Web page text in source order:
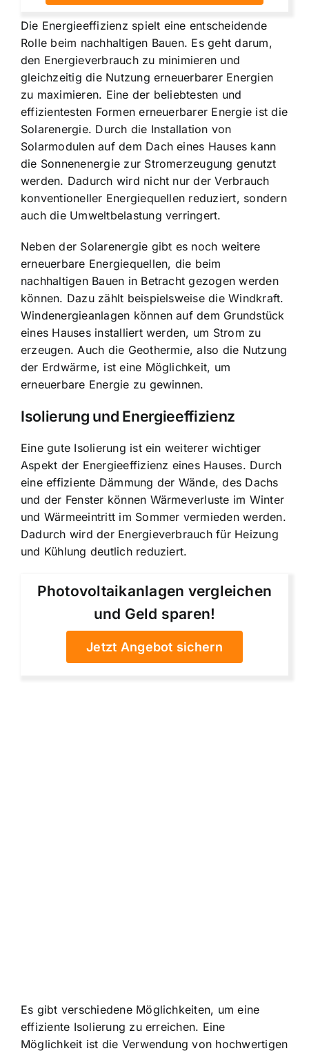
Die Energieeffizienz spielt eine entscheidende
Rolle beim nachhaltigen Bauen. Es geht darum,
den Energieverbrauch zu minimieren und
gleichzeitig die Nutzung erneuerbarer Energien
zu maximieren. Eine der beliebtesten und
effizientesten Formen erneuerbarer Energie ist die
Solarenergie. Durch die Installation von
Solarmodulen auf dem Dach eines Hauses kann
die Sonnenenergie zur Stromerzeugung genutzt
werden. Dadurch wird nicht nur der Verbrauch
konventioneller Energiequellen reduziert, sondern
auch die Umweltbelastung verringert.
Neben der Solarenergie gibt es noch weitere
erneuerbare Energiequellen, die beim
nachhaltigen Bauen in Betracht gezogen werden
können. Dazu zählt beispielsweise die Windkraft.
Windenergieanlagen können auf dem Grundstück
eines Hauses installiert werden, um Strom zu
erzeugen. Auch die Geothermie, also die Nutzung
der Erdwärme, ist eine Möglichkeit, um
erneuerbare Energie zu gewinnen.
Isolierung und Energieeffizienz
Eine gute Isolierung ist ein weiterer wichtiger
Aspekt der Energieeffizienz eines Hauses. Durch
eine effiziente Dämmung der Wände, des Dachs
und der Fenster können Wärmeverluste im Winter
und Wärmeeintritt im Sommer vermieden werden.
Dadurch wird der Energieverbrauch für Heizung
und Kühlung deutlich reduziert.
Photovoltaikanlagen vergleichen
und Geld sparen!
Jetzt Angebot sichern
Es gibt verschiedene Möglichkeiten, um eine
effiziente Isolierung zu erreichen. Eine
Möglichkeit ist die Verwendung von hochwertigen